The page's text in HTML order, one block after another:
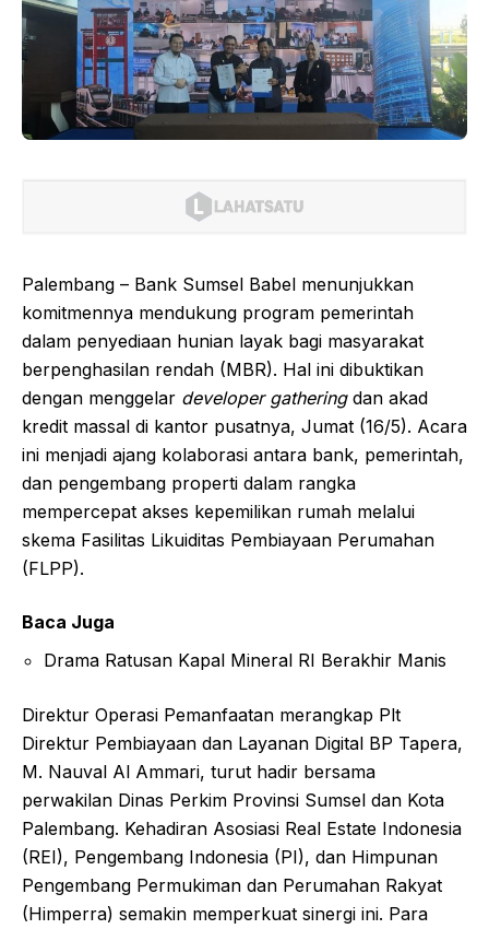
Palembang – Bank Sumsel Babel menunjukkan
komitmennya mendukung program pemerintah
dalam penyediaan hunian layak bagi masyarakat
berpenghasilan rendah (MBR). Hal ini dibuktikan
dengan menggelar developer gatheringdan akad
kredit massal di kantor pusatnya, Jumat (16/5). Acara
ini menjadi ajang kolaborasi antara bank, pemerintah,
dan pengembang properti dalam rangka
mempercepat akses kepemilikan rumah melalui
skema Fasilitas Likuiditas Pembiayaan Perumahan
(FLPP).
Baca Juga
Drama Ratusan Kapal Mineral RI Berakhir Manis
Direktur Operasi Pemanfaatan merangkap Plt
Direktur Pembiayaan dan Layanan Digital BP Tapera,
M. Nauval Al Ammari, turut hadir bersama
perwakilan Dinas Perkim Provinsi Sumsel dan Kota
Palembang. Kehadiran Asosiasi Real Estate Indonesia
(REI), Pengembang Indonesia (PI), dan Himpunan
Pengembang Permukiman dan Perumahan Rakyat
(Himperra) semakin memperkuat sinergi ini. Para